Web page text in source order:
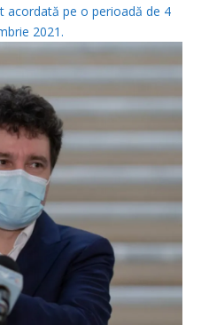
acordată pe o perioadă de 4
2021.